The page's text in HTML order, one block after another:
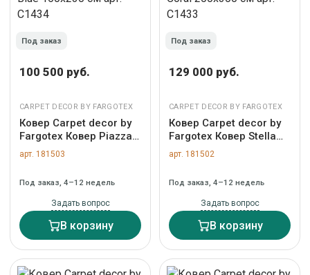
Под заказ
100 500 руб.
CARPET DECOR BY FARGOTEX
Ковер Carpet decor by
Fargotex Ковер Piazza
Blue 160х230 см арт.
C1434
арт. 181503
Под заказ, 4–12 недель
Задать вопрос
В корзину
Под заказ
129 000 руб.
CARPET DECOR BY FARGOTEX
Ковер Carpet decor by
Fargotex Ковер Stella
Coral 200х300 см арт.
C1433
арт. 181502
Под заказ, 4–12 недель
Задать вопрос
В корзину